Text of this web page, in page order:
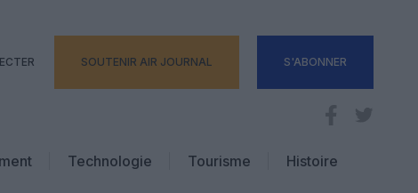
SOUTENIR AIR JOURNAL S'ABONNER
Technologie
Tourisme
Histoire